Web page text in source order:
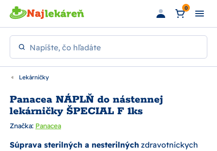
Preskočiť na hlavný obsah 0
Napíšte, čo hľadáte
Lekárničky
Panacea NÁPLŇ do nástennej
lekárničky ŠPECIAL F 1ks
Značka: Panacea
Súprava sterilných a nesterilných zdravotníckych